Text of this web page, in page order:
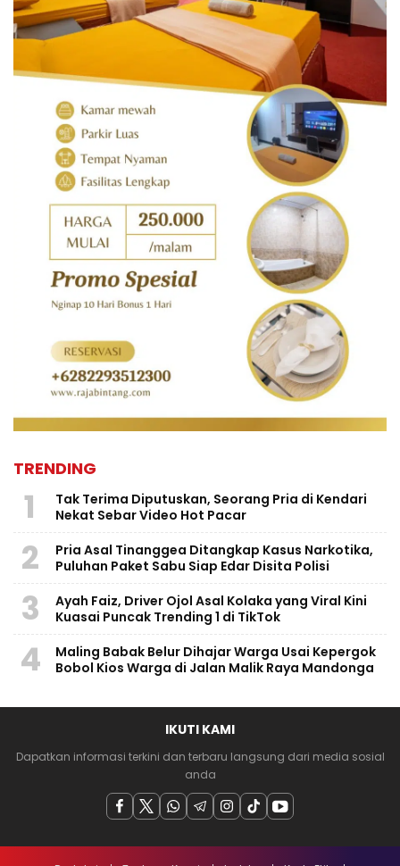
TRENDING
1
Tak Terima Diputuskan, Seorang Pria di Kendari
Nekat Sebar Video Hot Pacar
2
Pria Asal Tinanggea Ditangkap Kasus Narkotika,
Puluhan Paket Sabu Siap Edar Disita Polisi
3
Ayah Faiz, Driver Ojol Asal Kolaka yang Viral Kini
Kuasai Puncak Trending 1 di TikTok
4
Maling Babak Belur Dihajar Warga Usai Kepergok
Bobol Kios Warga di Jalan Malik Raya Mandonga
IKUTI KAMI
Dapatkan informasi terkini dan terbaru langsung dari media sosial
anda